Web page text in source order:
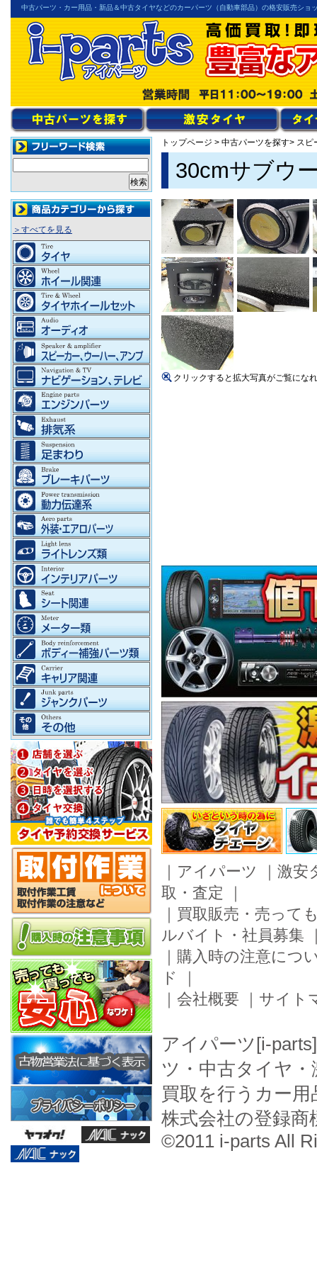
中古パーツ・カー用品・新品＆中古タイヤなどのカーパーツ（自動車部品）の格安販売ショ
トップページ > 中古パーツを探す> スピ
30cmサブウ
クリックすると拡大写真がご覧にな
｜ アイパーツ ｜ 激安
取・査定 ｜
｜ 買取販売・売って
ルバイト・社員募集
｜ 購入時の注意につ
ド
｜
｜ 会社概要 ｜ サイト
アイパーツ[i-
ツ・中古タイヤ
買取を行うカー
株式会社の登録商
©2011 i-parts All
＞すべてを見る